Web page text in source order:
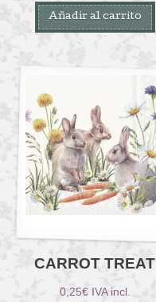
Añadir al carrito
CARROT TREAT
0,25€ IVA incl.